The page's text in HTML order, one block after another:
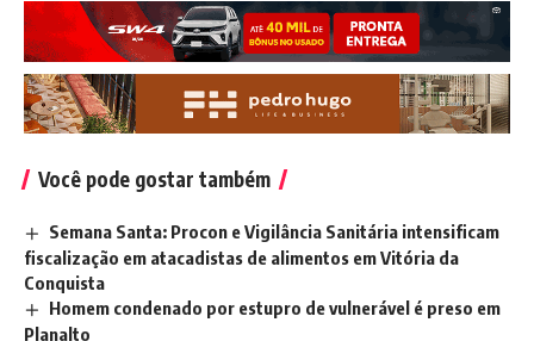
Você pode gostar também
Semana Santa: Procon e Vigilância Sanitária intensificam
fiscalização em atacadistas de alimentos em Vitória da
Conquista
Homem condenado por estupro de vulnerável é preso em
Planalto